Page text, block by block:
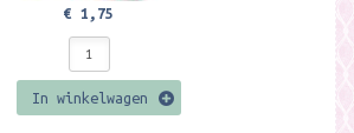
€ 1,75
In winkelwagen